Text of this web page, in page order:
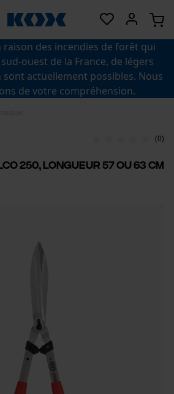
raison des incendies de forêt qui
ouest de la France, de légers
actuellement possibles. Nous
de votre compréhension.
(0)
250, longueur 57 ou 63 cm